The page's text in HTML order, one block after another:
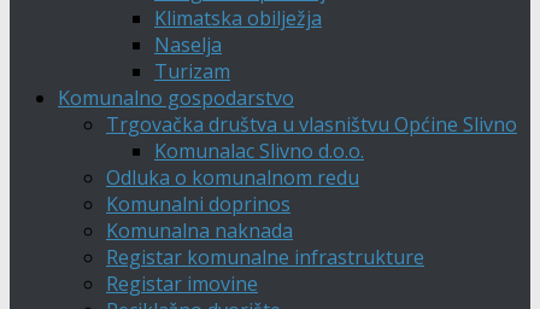
Klimatska obilježja
Naselja
Turizam
Komunalno gospodarstvo
Trgovačka društva u vlasništvu Općine Slivno
Komunalac Slivno d.o.o.
Odluka o komunalnom redu
Komunalni doprinos
Komunalna naknada
Registar komunalne infrastrukture
Registar imovine